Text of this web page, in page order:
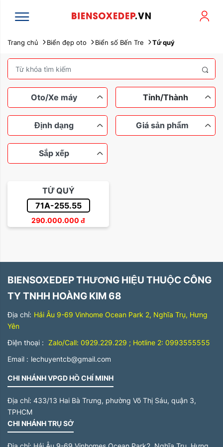
Trang chủ Biển đẹp oto Biển số Bến Tre Tứ quý
Oto/Xe máy
Xe máy Ô tô
Tỉnh/Thành
Định dạng
Lộc phát Thần tài
Sảnh rồng Dễ nhớ
Giá sản phẩm
Từ 100 đến 200 triệu
Từ 200 đến 500 triệu
Sắp xếp
Sắp xếp theo tên
Sắp xếp theo giá tăng dần
TỨ QUÝ
71A-255.55
290.000.000 đ
BIENSOXEDEP THƯƠNG HIỆU THUỘC CÔNG
TY TNHH HOÀNG KIM 68
Địa chỉ: Hải Âu 9-69 Vinhome Ocean Park 2, Nghĩa Trụ, Hưng
Yên
Điện thoại : Zalo/Call: 0929.229.229 ; Hotline 2: 0993555555
Email : lechuyentcb@gmail.com
CHI NHÁNH VPGD HỒ CHÍ MINH
Địa chỉ: 433/13 Hai Bà Trưng, phường Võ Thị Sáu, quận 3,
TPHCM
CHI NHÁNH TRỤ SỞ